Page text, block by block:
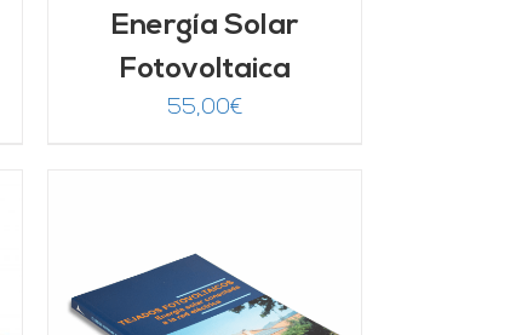
Energía Solar
Fotovoltaica
55,00€